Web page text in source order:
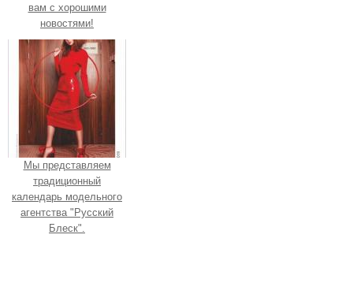
вам с хорошими
новостями!
Мы представляем
традиционный
календарь модельного
агентства "Русский
Блеск".